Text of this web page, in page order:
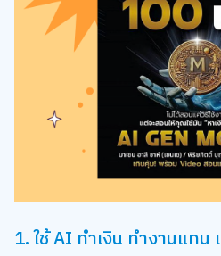
1. ใช้ AI ทำเงิน ทำงานแทน